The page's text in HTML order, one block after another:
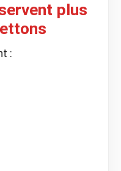
plus
: